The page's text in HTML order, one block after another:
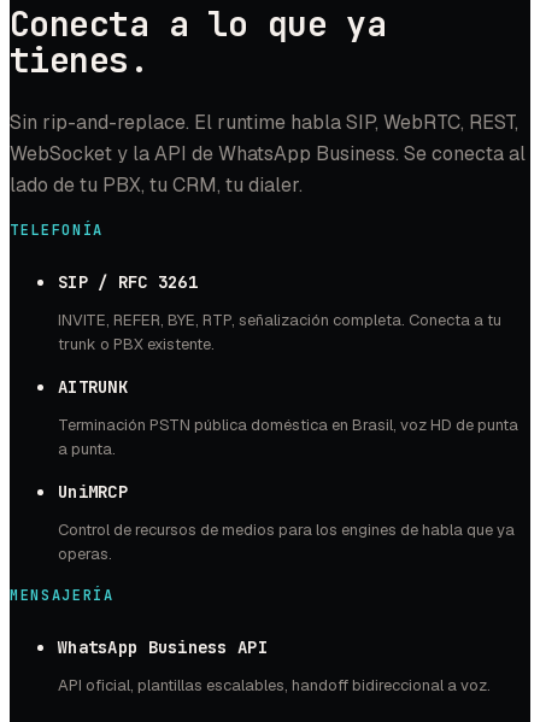
Conecta a lo que ya
tienes.
Sin rip-and-replace. El runtime habla SIP, WebRTC, REST,
WebSocket y la API de WhatsApp Business. Se conecta al
lado de tu PBX, tu CRM, tu dialer.
TELEFONÍA
SIP / RFC 3261
INVITE, REFER, BYE, RTP, señalización completa. Conecta a tu
trunk o PBX existente.
AITRUNK
Terminación PSTN pública doméstica en Brasil, voz HD de punta
a punta.
UniMRCP
Control de recursos de medios para los engines de habla que ya
operas.
MENSAJERÍA
WhatsApp Business API
API oficial, plantillas escalables, handoff bidireccional a voz.